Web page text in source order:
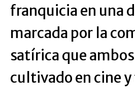
franquicia en una
marcada por la
satírica que
cultivado en cine